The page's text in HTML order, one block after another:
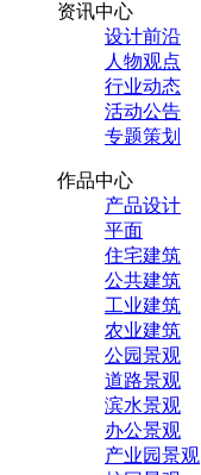
资讯中心
设计前沿
人物观点
行业动态
活动公告
专题策划
作品中心
产品设计
平面
住宅建筑
公共建筑
工业建筑
农业建筑
公园景观
道路景观
滨水景观
办公景观
产业园景观